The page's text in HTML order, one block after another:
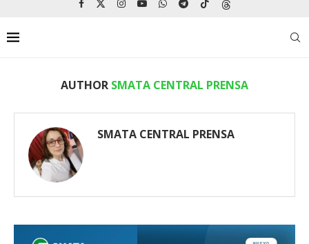
AUTHOR SMATA CENTRAL PRENSA
SMATA CENTRAL PRENSA